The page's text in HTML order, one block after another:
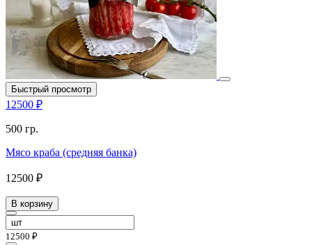
Быстрый просмотр
12500 ₽
500 гр.
Мясо краба (средняя банка)
12500 ₽
В корзину
12500 ₽